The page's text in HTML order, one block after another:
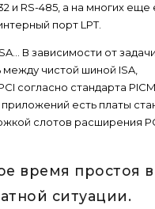
и RS-485, а на многих еще
порт LPT.
В зависимости от
чистой шиной ISA,
согласно стандарта
есть платы
слотов расширения
время простоя в
ситуации.